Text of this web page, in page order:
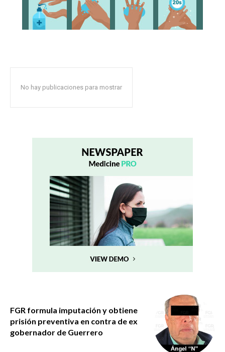
No hay publicaciones para mostrar
FGR formula imputación y obtiene
prisión preventiva en contra de ex
gobernador de Guerrero